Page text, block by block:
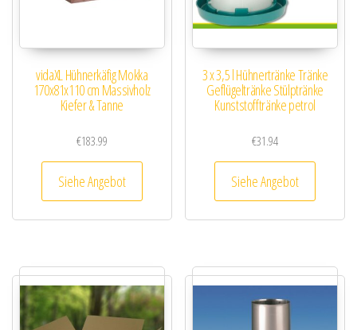
vidaXL Hühnerkäfig Mokka
170x81x110 cm Massivholz
Kiefer & Tanne
€183.99
Siehe Angebot
3 x 3,5 l Hühnertränke Tränke
Geflügeltränke Stülptränke
Kunststofftränke petrol
€31.94
Siehe Angebot